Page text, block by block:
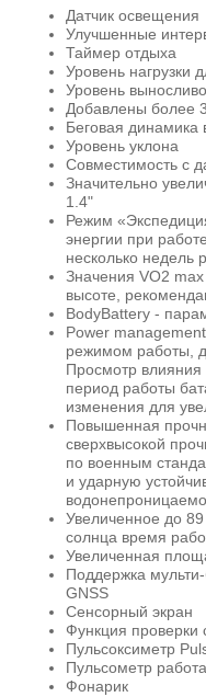
Датчик освещения
Улучшенные
Таймер отдыха
Уровень нагрузки
Уровень
Добавлены более
Беговая динамика
Уровень уклона
Совместимость с
Значительно
1.4"
Режим
энергии при
несколько недель
Значения VO2
высоте,
BodyBattery -
Power
режимом работы,
Просмотр влияния
период работы
изменения для
Повышенная
сверхвысокой
по военным
и ударную
Увеличенное до
солнца время
Увеличенная
Поддержка
GNSS
Сенсорный экран
Функция проверки
Пульсоксиметр
Пульсометр
Фонарик